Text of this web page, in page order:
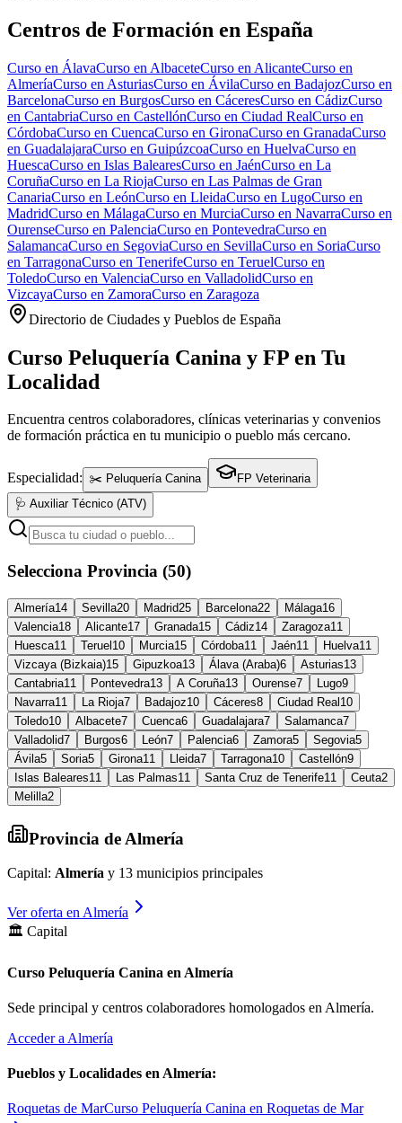
Centros de Formación en España
Curso en ÁlavaCurso en AlbaceteCurso en AlicanteCurso en
AlmeríaCurso en AsturiasCurso en ÁvilaCurso en BadajozCurso en
BarcelonaCurso en BurgosCurso en CáceresCurso en CádizCurso
en CantabriaCurso en CastellónCurso en Ciudad RealCurso en
CórdobaCurso en CuencaCurso en GironaCurso en GranadaCurso
en GuadalajaraCurso en GuipúzcoaCurso en HuelvaCurso en
HuescaCurso en Islas BalearesCurso en JaénCurso en La
CoruñaCurso en La RiojaCurso en Las Palmas de Gran
CanariaCurso en LeónCurso en LleidaCurso en LugoCurso en
MadridCurso en MálagaCurso en MurciaCurso en NavarraCurso en
OurenseCurso en PalenciaCurso en PontevedraCurso en
SalamancaCurso en SegoviaCurso en SevillaCurso en SoriaCurso
en TarragonaCurso en TenerifeCurso en TeruelCurso en
ToledoCurso en ValenciaCurso en ValladolidCurso en
VizcayaCurso en ZamoraCurso en Zaragoza
Directorio de Ciudades y Pueblos de España
Curso Peluquería Canina y FP en Tu
Localidad
Encuentra centros colaboradores, clínicas veterinarias y convenios
de formación práctica en tu municipio o pueblo más cercano.
Especialidad: ✂️ Peluquería Canina
FP Veterinaria
🩺 Auxiliar Técnico (ATV)
Selecciona Provincia (50)
Almería14 Sevilla20 Madrid25 Barcelona22 Málaga16
Valencia18 Alicante17 Granada15 Cádiz14 Zaragoza11
Huesca11 Teruel 10 Murcia15 Córdoba11 Jaén11 Huelva11
Vizcaya (Bizkaia)15 Gipuzkoa13 Álava (Araba)6 Asturias13
Cantabria11 Pontevedra13 A Coruña13 Ourense7 Lugo9
Navarra11 La Rioja7 Badajoz10 Cáceres8 Ciudad Real 10
Toledo10 Albacete7 Cuenca6 Guadalajara7 Salamanca7
Valladolid7 Burgos6 León7 Palencia6 Zamora5 Segovia5
Ávila5 Soria5 Girona11 Lleida7 Tarragona10 Castellón9
Islas Baleares11 Las Palmas11 Santa Cruz de Tenerife11 Ceuta2
Melilla2
Provincia de Almería
Capital: Almería y 13 municipios principales
Ver oferta en Almería
🏛️ Capital
Curso Peluquería Canina en Almería
Sede principal y centros colaboradores homologados en Almería.
Acceder a Almería
Pueblos y Localidades en Almería:
Roquetas de MarCurso Peluquería Canina en Roquetas de Mar